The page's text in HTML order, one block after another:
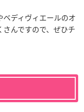
ディヴィエールのオ
んですので、ぜひチ